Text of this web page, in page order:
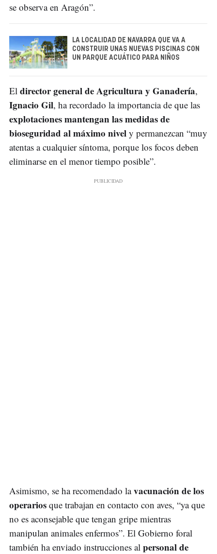
se observa en Aragón”.
LA LOCALIDAD DE NAVARRA QUE VA A
CONSTRUIR UNAS NUEVAS PISCINAS CON
UN PARQUE ACUÁTICO PARA NIÑOS
El director general de Agricultura y Ganadería,
Ignacio Gil, ha recordado la importancia de que las
explotaciones mantengan las medidas de
bioseguridad al máximo nivel y permanezcan “muy
atentas a cualquier síntoma, porque los focos deben
eliminarse en el menor tiempo posible”.
Asimismo, se ha recomendado lavacunación de los
operarios que trabajan en contacto con aves, “ya que
no es aconsejable que tengan gripe mientras
manipulan animales enfermos”. El Gobierno foral
también ha enviado instrucciones al personal de